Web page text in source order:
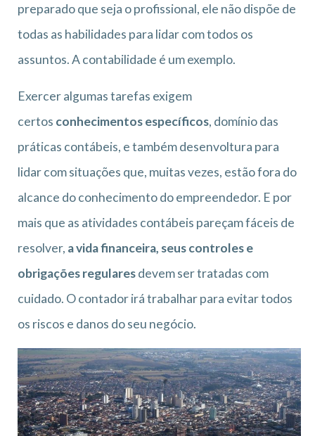
preparado que seja o profissional, ele não dispõe de
todas as habilidades para lidar com todos os
assuntos. A contabilidade é um exemplo.
Exercer algumas tarefas exigem
certos conhecimentos específicos, domínio das
práticas contábeis, e também desenvoltura para
lidar com situações que, muitas vezes, estão fora do
alcance do conhecimento do empreendedor. E por
mais que as atividades contábeis pareçam fáceis de
resolver, a vida financeira, seus controles e
obrigações regularesdevem ser tratadas com
cuidado. O contador irá trabalhar para evitar todos
os riscos e danos do seu negócio.